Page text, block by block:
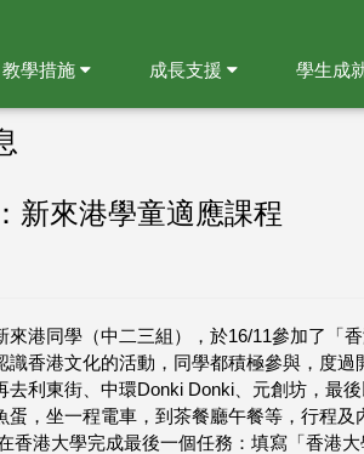
教學措施 成長支援 學生成
新來港學童適應課程
來港同學（中二三組），於16/11參加了「
識香港文化的活動，同學都積極參與，度
去利東街、中環Donki Donki、元創坊，最
蛋，坐一程電車，到茶餐廳午餐等，行程
香港大學完成最後一個任務：填寫「香港大